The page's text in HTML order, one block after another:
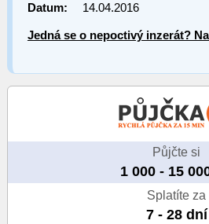
Datum: 14.04.2016
Jedná se o nepoctivý inzerát?
Půjčte si
1 000 - 15
Splatíte za
7 - 28 dní